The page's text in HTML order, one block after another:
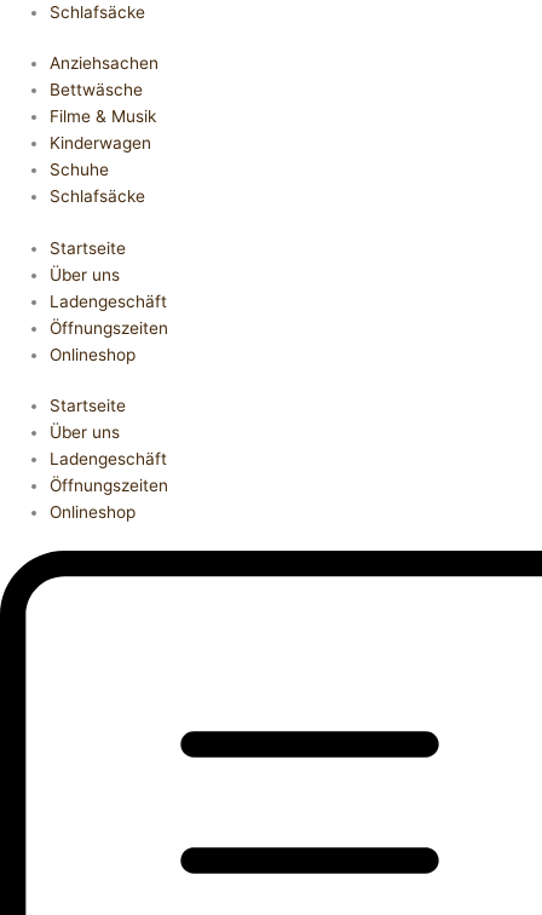
Schlafsäcke
Anziehsachen
Bettwäsche
Filme & Musik
Kinderwagen
Schuhe
Schlafsäcke
Startseite
Über uns
Ladengeschäft
Öffnungszeiten
Onlineshop
Startseite
Über uns
Ladengeschäft
Öffnungszeiten
Onlineshop